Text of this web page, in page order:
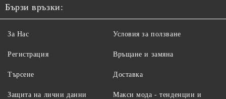
Бързи връзки:
За Нас
Регистрация
Търсене
Защита на лични данни
Условия за ползване
Връщане и замяна
Доставка
Макси мода - тенденции и